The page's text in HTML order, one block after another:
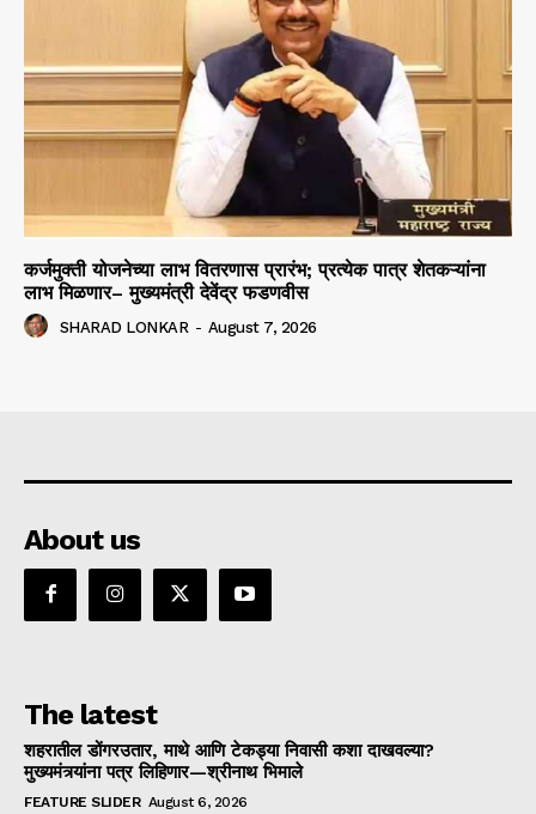
कर्जमुक्ती योजनेच्या लाभ वितरणास प्रारंभ; प्रत्येक पात्र शेतकऱ्यांना
लाभ मिळणार– मुख्यमंत्री देवेंद्र फडणवीस
SHARAD LONKAR - August 7, 2026
About us
The latest
शहरातील डोंगरउतार, माथे आणि टेकड्या निवासी कशा दाखवल्या?
मुख्यमंत्र्यांना पत्र लिहिणार—श्रीनाथ भिमाले
FEATURE SLIDER August 6, 2026